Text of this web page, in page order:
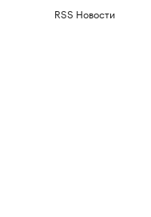
RSS Новости